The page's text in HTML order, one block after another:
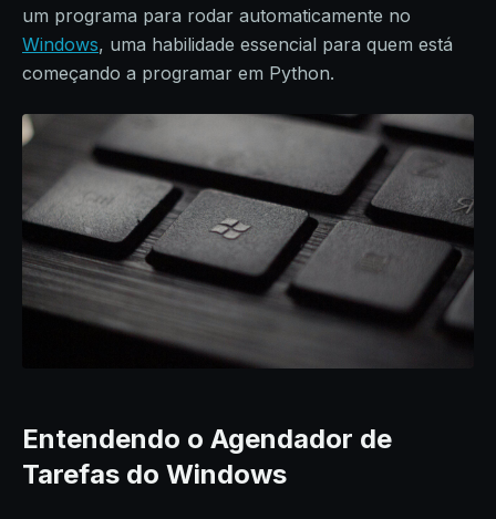
um programa para rodar automaticamente no
Windows, uma habilidade essencial para quem está
começando a programar em Python.
Entendendo o Agendador de
Tarefas do Windows